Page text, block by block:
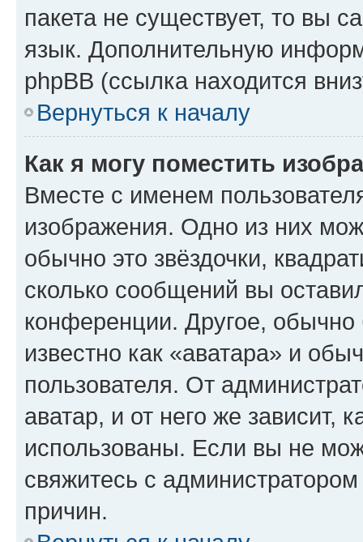
пакета не существует, то вы
язык. Дополнительную
phpBB (ссылка находится
Вернуться к началу
Как я могу поместить
Вместе с именем
изображения. Одно из них
обычно это звёздочки,
сколько сообщений вы
конференции. Другое,
известно как «аватара» и
пользователя. От
аватар, и от него же зависит,
использованы. Если вы не
свяжитесь с
причин.